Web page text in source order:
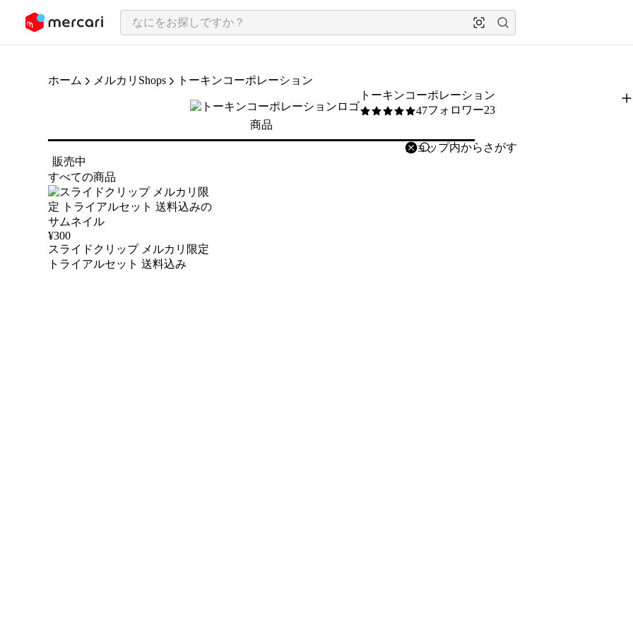
ツにスキップ
ホーム メルカリShops
トーキンコーポレーション
トーキンコーポレーション
5/5 47フォロワー23
商品
検索キーワードを入力
削除
検索
販売中
すべての商品
¥300
スライドクリップ メルカリ限定
トライアルセット 送料込み